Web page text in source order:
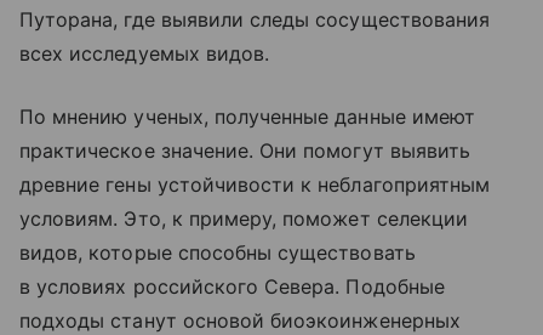
Путорана, где выявили следы сосуществования
всех исследуемых видов.
По мнению ученых, полученные данные имеют
практическое значение. Они помогут выявить
древние гены устойчивости к неблагоприятным
условиям. Это, к примеру, поможет селекции
видов, которые способны существовать
в условиях российского Севера. Подобные
подходы станут основой биоэкоинженерных